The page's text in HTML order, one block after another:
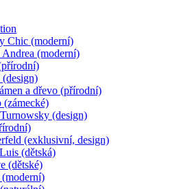
Chic (moderní)
Andrea (moderní)
a dřevo (přírodní)
(zámecké)
(design)
(exklusivní, design)
(dětská)
(dětské)